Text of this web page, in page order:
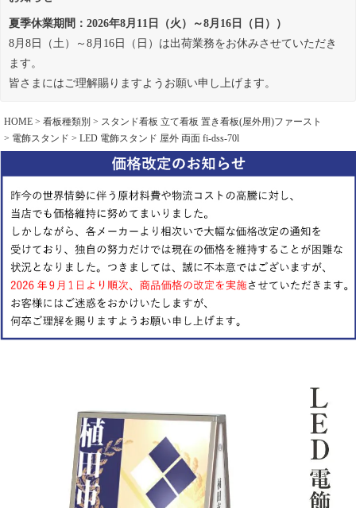
夏季休業期間：2026年8月11日（火）～8月16日（日））
8月8日（土）～8月16日（日）は出荷業務をお休みさせていただき
ます。
皆さまにはご理解賜りますようお願い申し上げます。
HOME 看板種類別
スタンド看板 立て看板 置き看板(屋外用)ファースト
電飾スタンド
LED 電飾スタンド 屋外 両面 fi-dss-70l